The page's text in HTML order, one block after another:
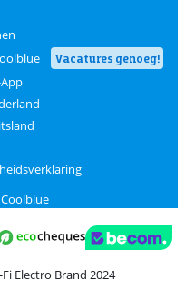
Vacatures genoeg!
ClickToPay
Electro Brand 2024